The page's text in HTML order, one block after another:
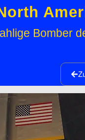
Bomber